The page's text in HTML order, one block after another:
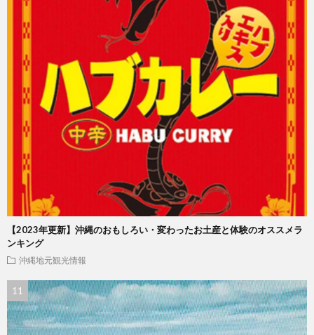
【2023年更新】沖縄のおもしろい・変わったお土産と体験のオススメラ
ンキング
沖縄地元観光情報